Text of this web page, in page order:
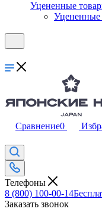
Уцененные
Уцененные
Сравнение0
Телефоны
8 (800) 100-00-14
Заказать звонок